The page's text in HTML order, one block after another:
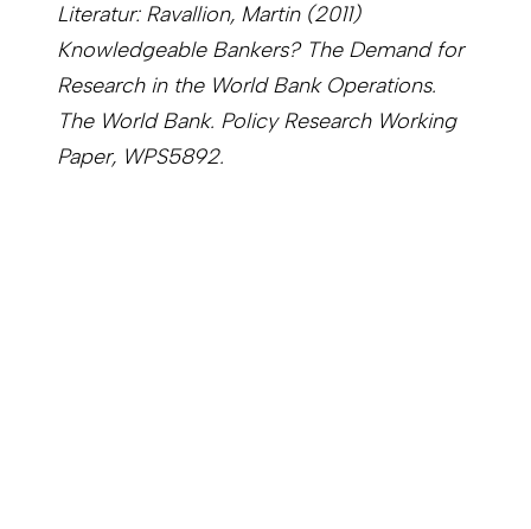
Literatur: Ravallion, Martin (2011)
Knowledgeable Bankers? The Demand for
Research in the World Bank Operations.
The World Bank. Policy Research Working
Paper, WPS5892.